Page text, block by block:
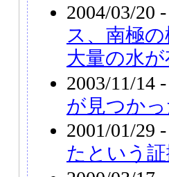
2004/03/20 -
ス、南極
大量の水
2003/11/14 -
が見つかっ
2001/01/29 -
たという